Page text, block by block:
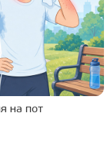
на пот